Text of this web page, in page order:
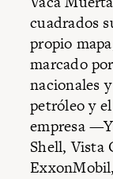
cuadrados
propio
marcado
nacionales
petróleo y
empresa
Shell, Vista